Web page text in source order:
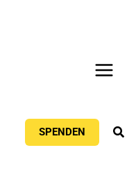
SPENDEN